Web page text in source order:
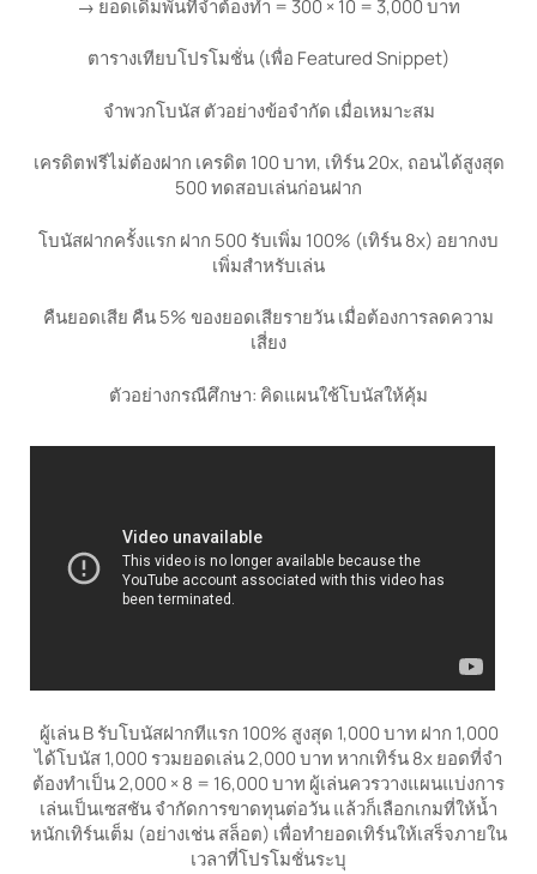
→ ยอดเดิมพันที่จำต้องทำ = 300 × 10 = 3,000 บาท
ตารางเทียบโปรโมชั่น (เพื่อ Featured Snippet)
จำพวกโบนัส ตัวอย่างข้อจำกัด เมื่อเหมาะสม
เครดิตฟรีไม่ต้องฝาก เครดิต 100 บาท, เทิร์น 20x, ถอนได้สูงสุด
500 ทดสอบเล่นก่อนฝาก
โบนัสฝากครั้งแรก ฝาก 500 รับเพิ่ม 100% (เทิร์น 8x) อยากงบ
เพิ่มสำหรับเล่น
คืนยอดเสีย คืน 5% ของยอดเสียรายวัน เมื่อต้องการลดความ
เสี่ยง
ตัวอย่างกรณีศึกษา: คิดแผนใช้โบนัสให้คุ้ม
ผู้เล่น B รับโบนัสฝากทีแรก 100% สูงสุด 1,000 บาท ฝาก 1,000
ได้โบนัส 1,000 รวมยอดเล่น 2,000 บาท หากเทิร์น 8x ยอดที่จำ
ต้องทำเป็น 2,000 × 8 = 16,000 บาท ผู้เล่นควรวางแผนแบ่งการ
เล่นเป็นเซสชัน จำกัดการขาดทุนต่อวัน แล้วก็เลือกเกมที่ให้น้ำ
หนักเทิร์นเต็ม (อย่างเช่น สล็อต) เพื่อทำยอดเทิร์นให้เสร็จภายใน
เวลาที่โปรโมชั่นระบุ